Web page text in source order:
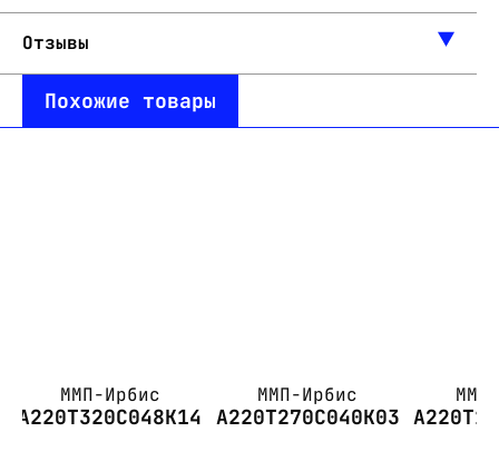
Отзывы
Похожие товары
ММП-Ирбис
А220Т320С048К14
ММП-Ирбис
А220Т270С040К03